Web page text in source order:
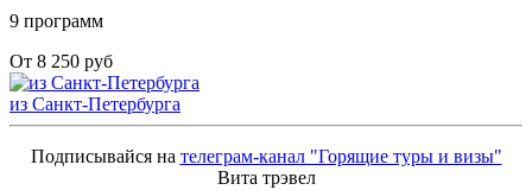
9 программ
От 8 250 руб
из Санкт-Петербурга
Подписывайся на телеграм-канал "Горящие туры и визы"
Вита трэвел